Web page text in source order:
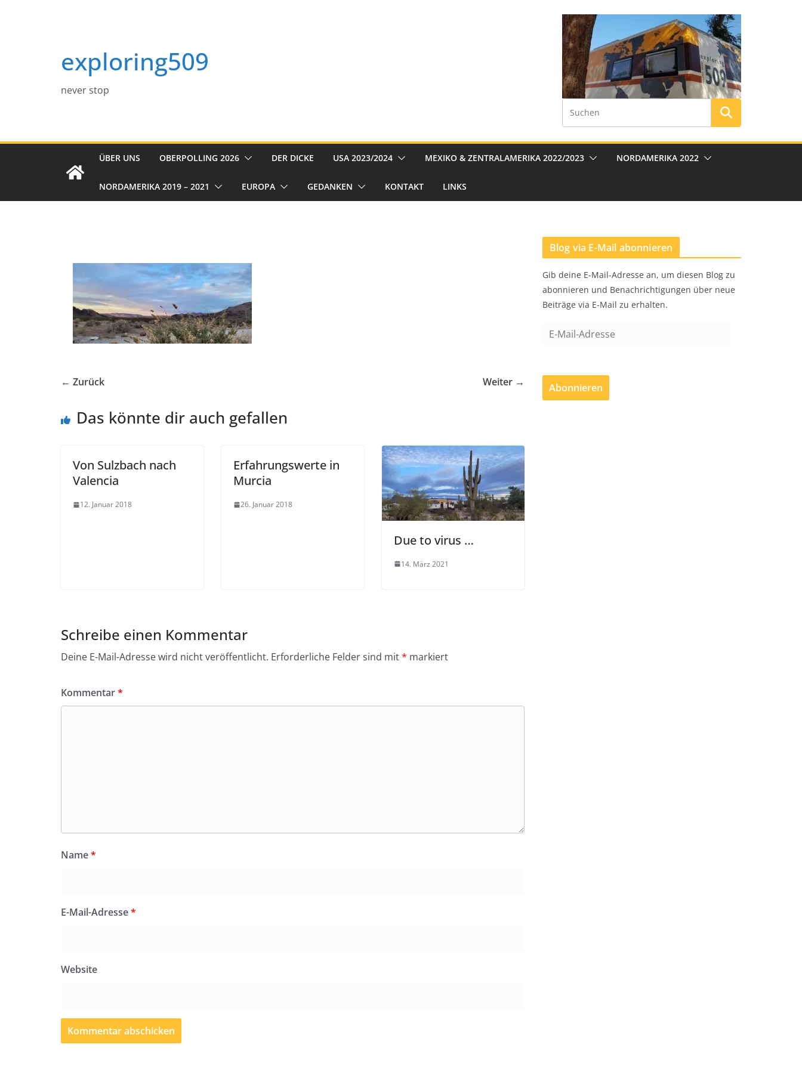
exploring509
never stop
ÜBER UNS OBERPOLLING 2026 DER DICKE USA 2023/2024 MEXIKO & ZENTRALAMERIKA 2022/2023 NORDAMERIKA 2022
NORDAMERIKA 2019 – 2021 EUROPA GEDANKEN KONTAKT LINKS
← Zurück Weiter →
Das könnte dir auch gefallen
Von Sulzbach nach
Valencia
12. Januar 2018
Erfahrungswerte in
Murcia
26. Januar 2018
Due to virus …
14. März 2021
Schreibe einen Kommentar
Deine E-Mail-Adresse wird nicht veröffentlicht. Erforderliche Felder sind mit* markiert
Kommentar*
Name*
E-Mail-Adresse*
Website
Blog via E-Mail abonnieren
Gib deine E-Mail-Adresse an, um diesen Blog zu
abonnieren und Benachrichtigungen über neue
Beiträge via E-Mail zu erhalten.
a
l
Abonnieren